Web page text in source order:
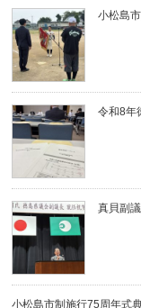
小松島
令和8年
真貝副
小松島市制施行75周年式